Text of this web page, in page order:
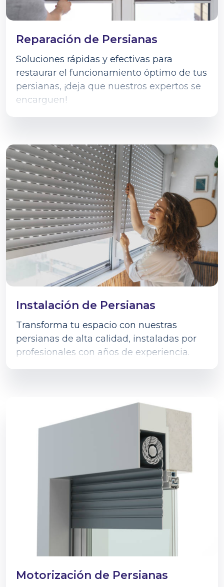
Reparación de Persianas
Soluciones rápidas y efectivas para
restaurar el funcionamiento óptimo de tus
persianas, ¡deja que nuestros expertos se
encarguen!
Instalación de Persianas
Transforma tu espacio con nuestras
persianas de alta calidad, instaladas por
profesionales con años de experiencia.
Motorización de Persianas